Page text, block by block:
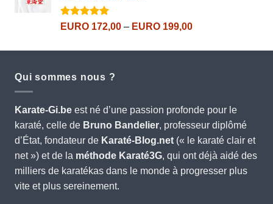
Note5.00
EURO172,00 – EURO199,00Price
EURO 172,00
Qui sommes nous ?
Karate-Gi.beest né d’une passion profonde pour le
karaté, celle de Bruno Bandelier, professeur diplômé
d’État, fondateur de Karaté-Blog.net(« le karaté clair et
net ») et de la méthode Karaté3G, qui ont déjà aidé des
milliers de karatékas dans le monde à progresser plus
vite et plus sereinement.